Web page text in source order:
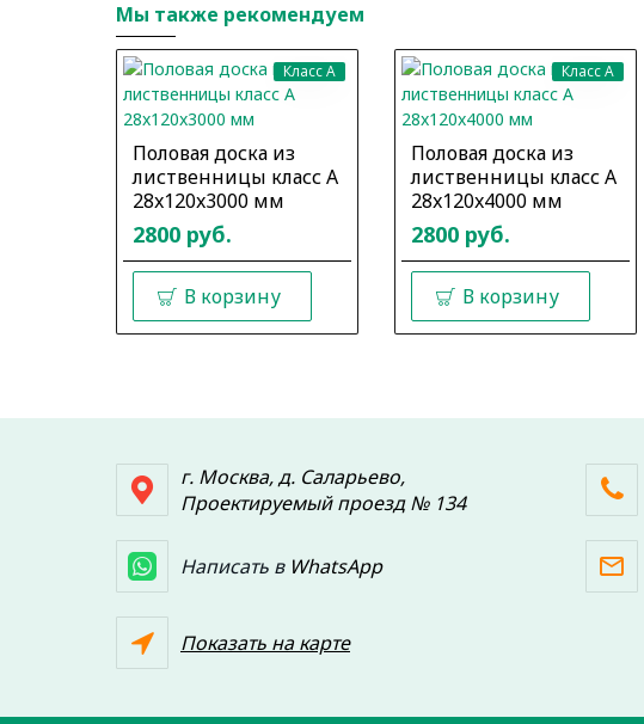
Мы также рекомендуем
Класс A
Половая доска из
лиственницы класс А
28x120x3000 мм
2800 руб.
В корзину
Класс A
Половая доска из
лиственницы класс А
28x120x4000 мм
2800 руб.
В корзину
г. Москва, д. Саларьево,
Проектируемый проезд № 134
Написать в WhatsApp
Показать на карте